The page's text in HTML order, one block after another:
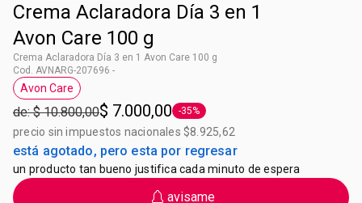
Crema Aclaradora Día 3 en 1
Avon Care 100 g
Crema Aclaradora Día 3 en 1 Avon Care 100 g
Cod. AVNARG-207696 -
Etiqueta Avon Care
Avon Care
de: $ 10.800,00$ 7.000,00 Etiqueta -35%
-35%
precio sin impuestos nacionales $8.925,62
está agotado, pero esta por regresar
un producto tan bueno justifica cada minuto de espera
avisame